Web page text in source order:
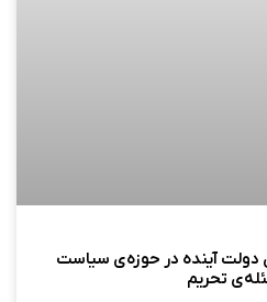
آینده در حوزه‌ی سیاست
تحریم